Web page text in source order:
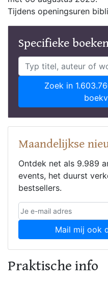
Tijdens openingsuren
Specifieke
Zoek in
Maandelijkse
Ontdek net als 9.989
events, het duurst
bestsellers.
Mail mij ook
Praktische info